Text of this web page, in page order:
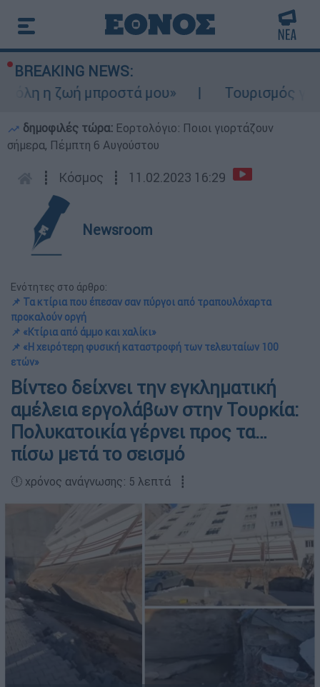
BREAKING NEWS:
ζωή μπροστά μου»
Τουρισμός για
δημοφιλές τώρα: Εορτολόγιο: Ποιοι γιορτάζουν
σήμερα, Πέμπτη 6 Αυγούστου
┋ Κόσμος ┋ 11.02.2023 16:29
Newsroom
Ενότητες στο άρθρο:
📌 Τα κτίρια που έπεσαν σαν πύργοι από τραπουλόχαρτα
προκαλούν οργή
📌 «Κτίρια από άμμο και χαλίκι»
📌 «Η χειρότερη φυσική καταστροφή των τελευταίων 100
ετών»
Βίντεο δείχνει την εγκληματική
αμέλεια εργολάβων στην Τουρκία:
Πολυκατοικία γέρνει προς τα…
πίσω μετά το σεισμό
🕛 χρόνος ανάγνωσης: 5 λεπτά ┋